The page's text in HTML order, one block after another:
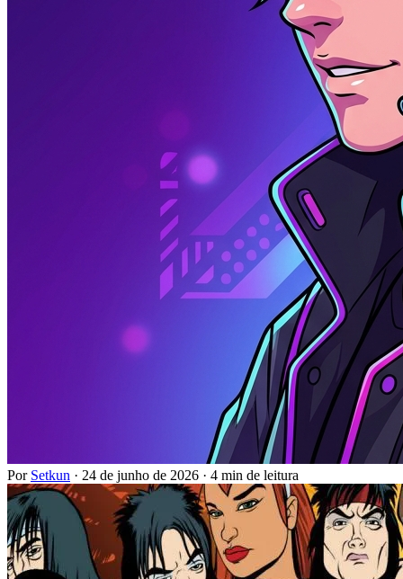
Por Setkun · 24 de junho de 2026 · 4 min de leitura